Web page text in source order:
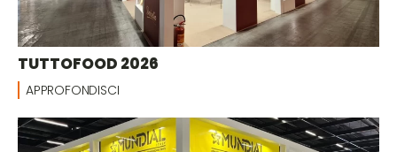
TUTTOFOOD 2026
APPROFONDISCI